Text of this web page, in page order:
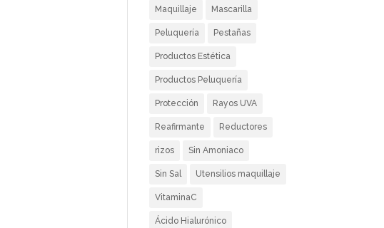
Maquillaje Mascarilla
Peluquería Pestañas
Productos Estética
Productos Peluquería
Protección Rayos UVA
Reafirmante Reductores
rizos Sin Amoniaco
Sin Sal Utensilios maquillaje
VitaminaC
Ácido Hialurónico